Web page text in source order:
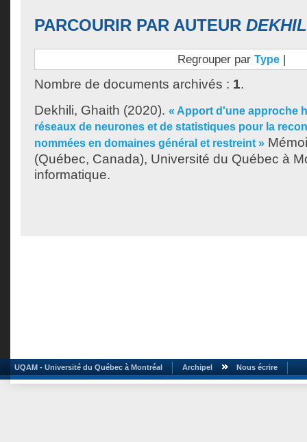
PARCOURIR PAR AUTEUR
Regrouper par Type |
Nombre de documents archivés : 1.
Dekhili, Ghaith (2020). « Apport d'une approche
réseaux de neurones et de statistiques pour la
nommées en domaines général et restreint »
(Québec, Canada), Université du Québec à
informatique.
UQAM - Université du Québec à Montréal Archipel Nous écrire